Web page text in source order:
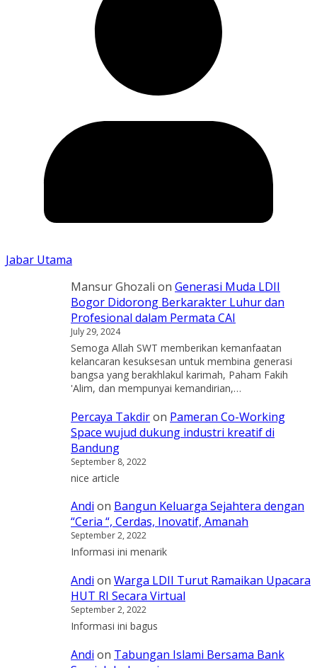
Jabar Utama
Mansur Ghozali on Generasi Muda LDII
Bogor Didorong Berkarakter Luhur dan
Profesional dalam Permata CAI
July 29, 2024
Semoga Allah SWT memberikan kemanfaatan
kelancaran kesuksesan untuk membina generasi
bangsa yang berakhlakul karimah, Paham Fakih
'Alim, dan mempunyai kemandirian,…
Percaya Takdiron Pameran Co-Working
Space wujud dukung industri kreatif di
Bandung
September 8, 2022
nice article
Andi on Bangun Keluarga Sejahtera dengan
“Ceria “, Cerdas, Inovatif, Amanah
September 2, 2022
Informasi ini menarik
Andi on Warga LDII Turut Ramaikan Upacara
HUT RI Secara Virtual
September 2, 2022
Informasi ini bagus
Andi on Tabungan Islami Bersama Bank